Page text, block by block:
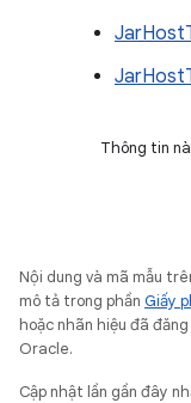
Thông tin
Nội dung và mã mẫu
mô tả trong phần Giấy
hoặc nhãn hiệu đã
Oracle.
Cập nhật lần gần đây